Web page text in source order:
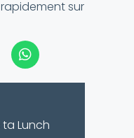
sur
Lunch